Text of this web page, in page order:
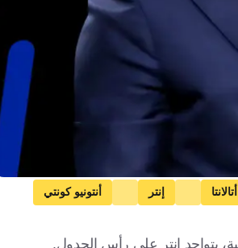
أتالانتا إنتر
أنتونيو كونتي
بتواجد إنتر على رأس الجدول.